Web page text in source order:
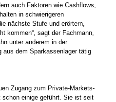
auch Faktoren wie Cashflows,
in schwierigeren
nächste Stufe und erörtern,
kommen“, sagt der Fachmann,
unter anderem in der
aus dem Sparkassenlager tätig
Zugang zum Private-Markets-
einige geführt. Sie ist seit